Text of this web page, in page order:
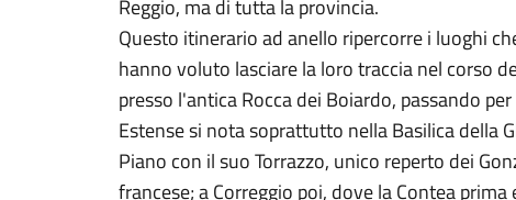
Reggio, ma di tutta la provincia.
Questo itinerario ad anello ripercorre i luoghi
hanno voluto lasciare la loro traccia nel corso
presso l'antica Rocca dei Boiardo, passando
Estense si nota soprattutto nella Basilica della
Piano con il suo Torrazzo, unico reperto dei
francese; a Correggio poi, dove la Contea